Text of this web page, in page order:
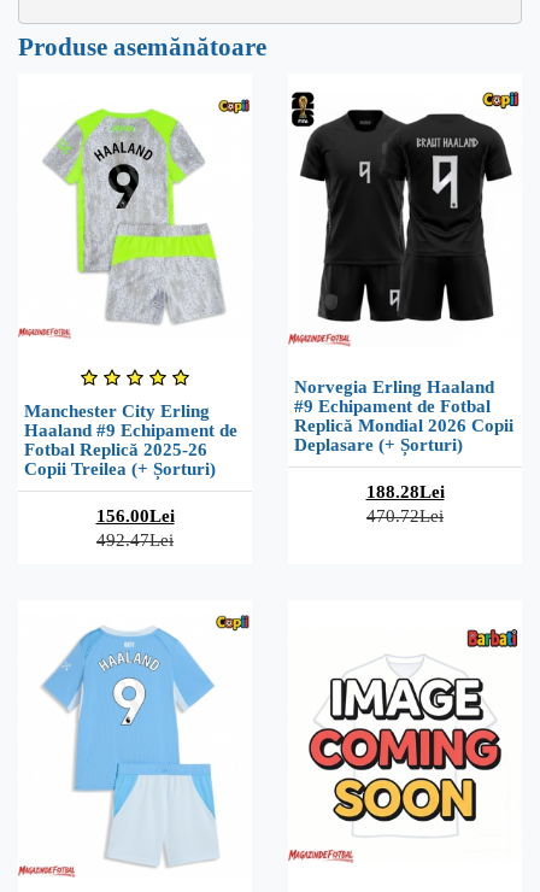
Produse asemănătoare
Manchester City Erling
Haaland #9 Echipament de
Fotbal Replică 2025-26
Copii Treilea (+ Șorturi)
156.00Lei
492.47Lei
Norvegia Erling Haaland
#9 Echipament de Fotbal
Replică Mondial 2026 Copii
Deplasare (+ Șorturi)
188.28Lei
470.72Lei